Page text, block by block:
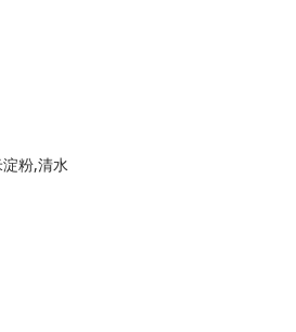
粉,清水